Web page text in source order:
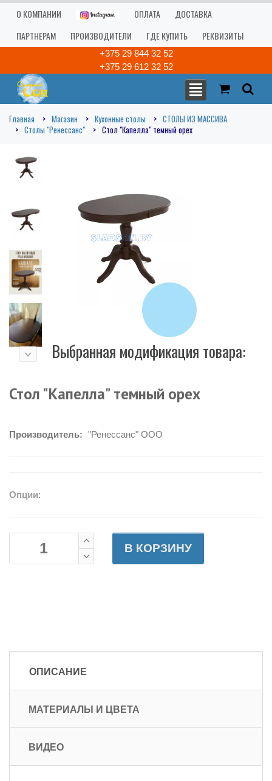
О КОМПАНИИ ОПЛАТА
ДОСТАВКА
ПАРТНЕРАМ
ПРОИЗВОДИТЕЛИ ГДЕ КУПИТЬ РЕКВИЗИТЫ
+375 29 844 32 52
+375 29 612 32 52
Главная Магазин Кухонные столы
СТОЛЫ ИЗ МАССИВА
Столы "Ренессанс"
Стол "Капелла" темный орех
Выбранная модификация товара:
Стол "Капелла" темный орех
Производитель: "Ренессанс" ООО
Опции:
В КОРЗИНУ
ОПИСАНИЕ
МАТЕРИАЛЫ И ЦВЕТА
ВИДЕО